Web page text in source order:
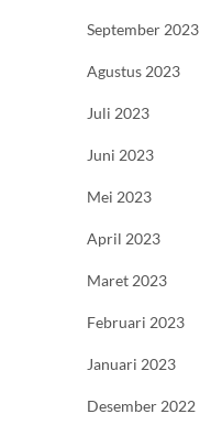
September 2023
Agustus 2023
Juli 2023
Juni 2023
Mei 2023
April 2023
Maret 2023
Februari 2023
Januari 2023
Desember 2022